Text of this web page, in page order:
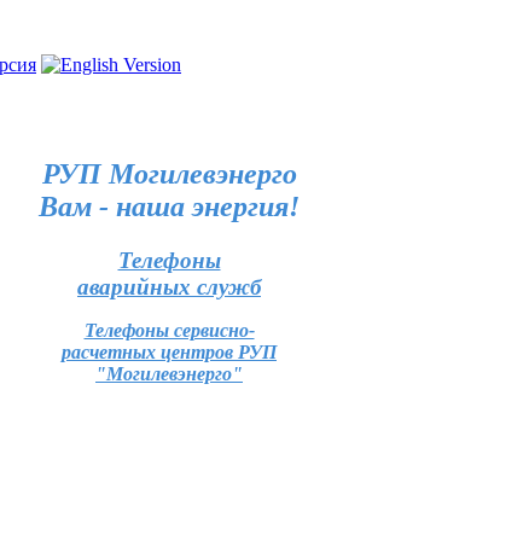
РУП Могилевэнерго
Вам - наша энергия!
Телефоны
аварийных служб
Телефоны сервисно-
расчетных центров РУП
"Могилевэнерго"